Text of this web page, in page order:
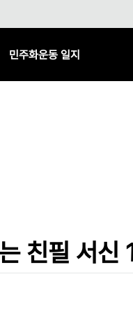
민주화운동 일지
친필 서